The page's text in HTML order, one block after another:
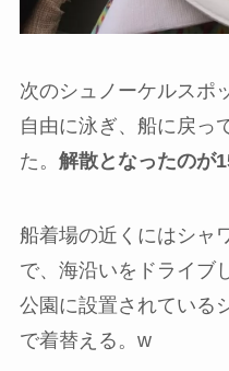
次のシュノーケルスポ
自由に泳ぎ、船に戻っ
た。 解散となったのが
船着場の近くにはシャ
で、海沿いをドライブ
公園に設置されている
で着替える。w